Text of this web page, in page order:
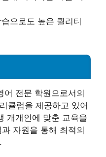
으로도 높은 퀄리티
어 전문 학원으로서의
큘럼을 제공하고 있어
개개인에 맞춘 교육을
자원을 통해 최적의